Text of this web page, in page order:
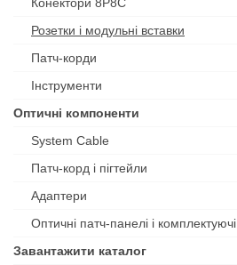
Розетки і модульні вставки
Патч-корди
Інструменти
Оптичні компоненти
System Cable
Патч-корд і пігтейли
Адаптери
Оптичні патч-панелі і комплектуючі
Завантажити каталог